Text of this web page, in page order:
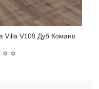
Villa V109 Дуб Комано